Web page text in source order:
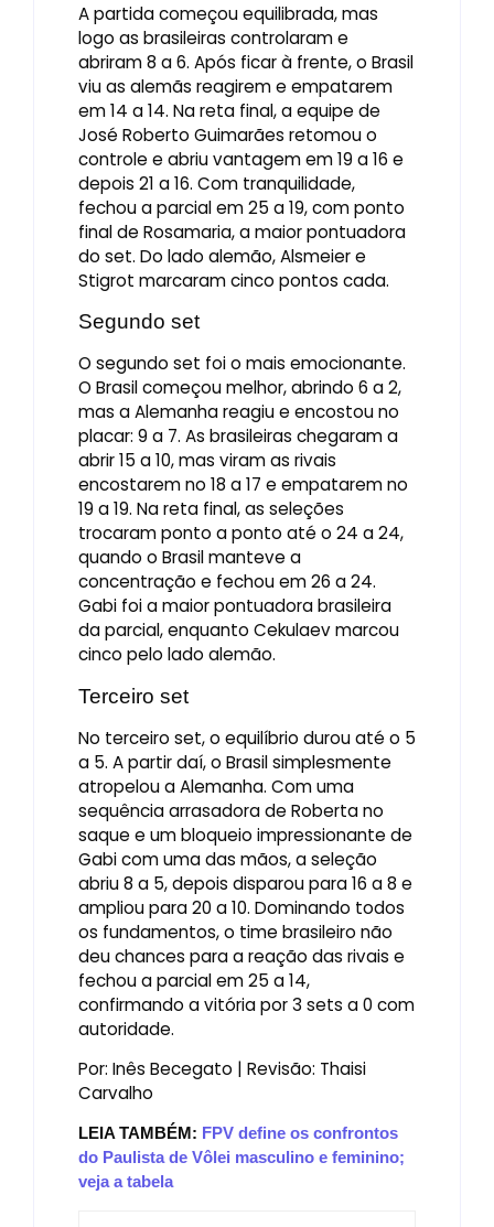
A partida começou equilibrada, mas
logo as brasileiras controlaram e
abriram 8 a 6. Após ficar à frente, o Brasil
viu as alemãs reagirem e empatarem
em 14 a 14. Na reta final, a equipe de
José Roberto Guimarães retomou o
controle e abriu vantagem em 19 a 16 e
depois 21 a 16. Com tranquilidade,
fechou a parcial em 25 a 19, com ponto
final de Rosamaria, a maior pontuadora
do set. Do lado alemão, Alsmeier e
Stigrot marcaram cinco pontos cada.
Segundo set
O segundo set foi o mais emocionante.
O Brasil começou melhor, abrindo 6 a 2,
mas a Alemanha reagiu e encostou no
placar: 9 a 7. As brasileiras chegaram a
abrir 15 a 10, mas viram as rivais
encostarem no 18 a 17 e empatarem no
19 a 19. Na reta final, as seleções
trocaram ponto a ponto até o 24 a 24,
quando o Brasil manteve a
concentração e fechou em 26 a 24.
Gabi foi a maior pontuadora brasileira
da parcial, enquanto Cekulaev marcou
cinco pelo lado alemão.
Terceiro set
No terceiro set, o equilíbrio durou até o 5
a 5. A partir daí, o Brasil simplesmente
atropelou a Alemanha. Com uma
sequência arrasadora de Roberta no
saque e um bloqueio impressionante de
Gabi com uma das mãos, a seleção
abriu 8 a 5, depois disparou para 16 a 8 e
ampliou para 20 a 10. Dominando todos
os fundamentos, o time brasileiro não
deu chances para a reação das rivais e
fechou a parcial em 25 a 14,
confirmando a vitória por 3 sets a 0 com
autoridade.
Por: Inês Becegato | Revisão: Thaisi
Carvalho
LEIA TAMBÉM: FPV define os confrontos
do Paulista de Vôlei masculino e feminino;
veja a tabela